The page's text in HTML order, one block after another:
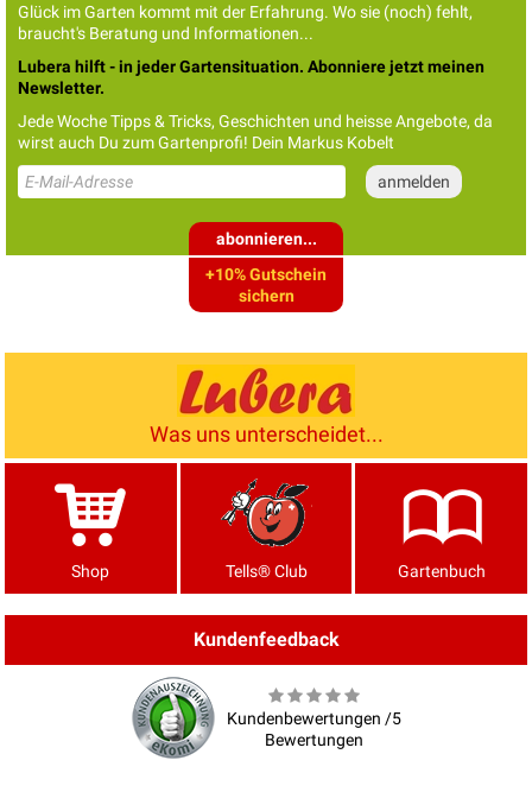
Glück im Garten kommt mit der Erfahrung. Wo sie (noch) fehlt,
braucht's Beratung und Informationen...
Lubera hilft - in jeder Gartensituation. Abonniere jetzt meinen
Newsletter.
Jede Woche Tipps & Tricks, Geschichten und heisse Angebote, da
wirst auch Du zum Gartenprofi! Dein Markus Kobelt
abonnieren...
+10% Gutschein
sichern
Was uns unterscheidet...
Shop Tells® Club Gartenbuch
Kundenfeedback
Kundenbewertungen /5
Bewertungen